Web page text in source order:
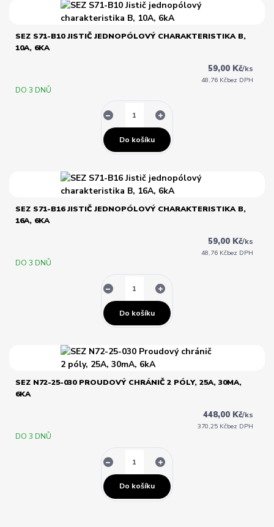
SEZ S71-B10 JISTIČ JEDNOPÓLOVÝ CHARAKTERISTIKA B,
10A, 6KA
59,00 Kč/ks
48,76 Kčbez DPH
DO 3 DNŮ
Do košíku
SEZ S71-B16 JISTIČ JEDNOPÓLOVÝ CHARAKTERISTIKA B,
16A, 6KA
59,00 Kč/ks
48,76 Kčbez DPH
DO 3 DNŮ
Do košíku
SEZ N72-25-030 PROUDOVÝ CHRÁNIČ 2 PÓLY, 25A, 30MA,
6KA
448,00 Kč/ks
370,25 Kčbez DPH
DO 3 DNŮ
Do košíku